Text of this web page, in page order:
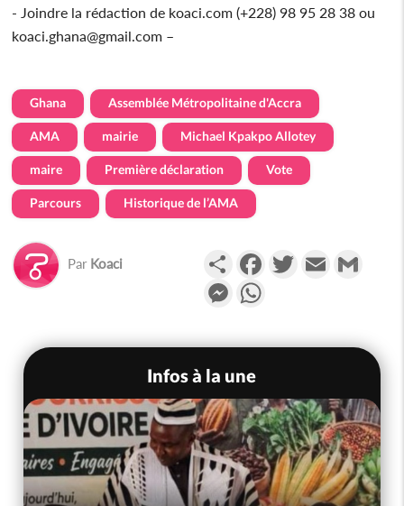
- Joindre la rédaction de koaci.com (+228) 98 95 28 38 ou
koaci.ghana@gmail.com –
Ghana Assemblée Métropolitaine d'Accra
AMA mairie Michael Kpakpo Allotey
maire Première déclaration Vote
Parcours Historique de l’AMA
Par Koaci PartagerFacebookTwitterEmail
Messenger
Infos à la une